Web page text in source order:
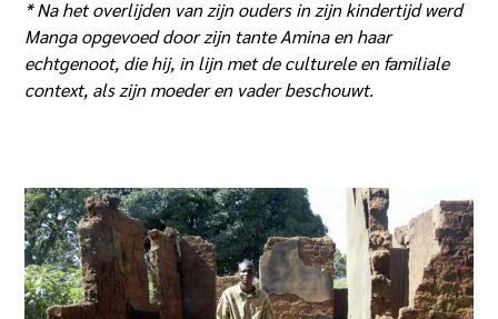
* Na het overlijden van zijn ouders in zijn kindertijd werd
Manga opgevoed door zijn tante Amina en haar
echtgenoot, die hij, in lijn met de culturele en familiale
context, als zijn moeder en vader beschouwt.